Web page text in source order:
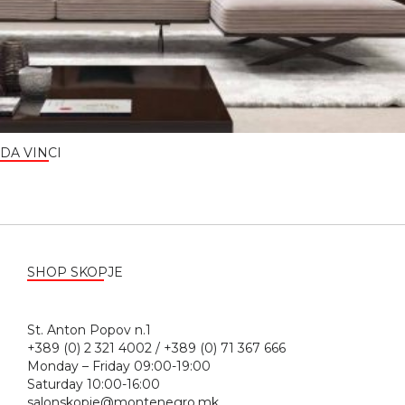
DA VINCI
SHOP SKOPJE
St. Anton Popov n.1
+389 (0) 2 321 4002 / +389 (0) 71 367 666
Monday – Friday 09:00-19:00
Saturday 10:00-16:00